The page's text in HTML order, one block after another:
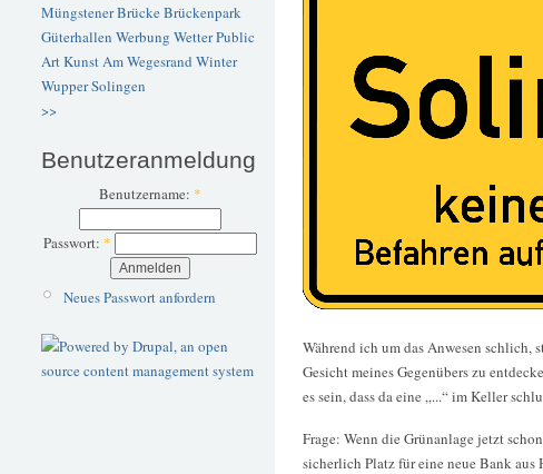
Müngstener BrückeBrückenpark
Güterhallen Werbung WetterPublic
ArtKunstAm Wegesrand Winter
WupperSolingen
>>
Benutzeranmeldung
Benutzername: *
Passwort: *
Neues Passwort anfordern
Während ich um das Anwesen schlich,
Gesicht meines Gegenübers zu
es sein, dass da eine „...“ im Keller
Frage: Wenn die Grünanlage jetzt
sicherlich Platz für eine neue Bank aus